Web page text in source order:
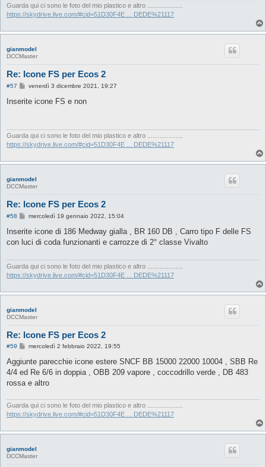
i
o
Guarda qui ci sono le foto del mio plastico e altro ....................
https://skydrive.live.com/#cid=51D30F4E ... DEDE%21117
gianmodel
DCCMaster
Re: Icone FS per Ecos 2
#57
M
s
i
o
venerdì 3 dicembre 2021, 19:27
Inserite icone FS e non
Guarda qui ci sono le foto del mio plastico e altro ....................
https://skydrive.live.com/#cid=51D30F4E ... DEDE%21117
gianmodel
DCCMaster
Re: Icone FS per Ecos 2
#58
M
s
a
i
o
mercoledì 19 gennaio 2022, 15:04
Inserite icone di 186 Medway gialla , BR 160 DB , Carro tipo F delle FS
con luci di coda funzionanti e carrozze di 2° classe Vivalto
Guarda qui ci sono le foto del mio plastico e altro ....................
https://skydrive.live.com/#cid=51D30F4E ... DEDE%21117
gianmodel
DCCMaster
Re: Icone FS per Ecos 2
#59
M
s
a
g
mercoledì 2 febbraio 2022, 19:55
Aggiunte parecchie icone estere SNCF BB 15000 22000 10004 , SBB Re
4/4 ed Re 6/6 in doppia , OBB 209 vapore , coccodrillo verde , DB 483
rossa e altro
Guarda qui ci sono le foto del mio plastico e altro ....................
https://skydrive.live.com/#cid=51D30F4E ... DEDE%21117
gianmodel
DCCMaster